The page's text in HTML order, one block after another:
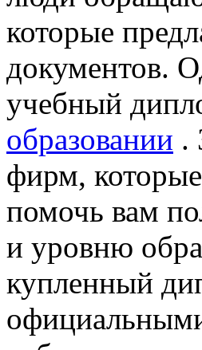
которые
документов.
учебный
образовании .
фирм,
помочь вам
и уровню
купленный